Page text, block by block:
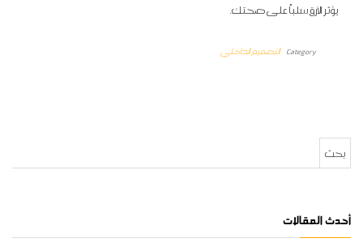
يؤثر الأرق سلباً على صحتك.
Category التصميم الداخلي
البحث عن:
أحدث المقالات